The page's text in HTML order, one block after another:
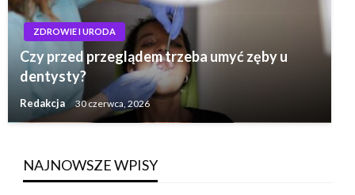
ZDROWIE I URODA
Czy przed przeglądem trzeba umyć zęby u
dentysty?
Redakcja 30 czerwca, 2026
NAJNOWSZE WPISY